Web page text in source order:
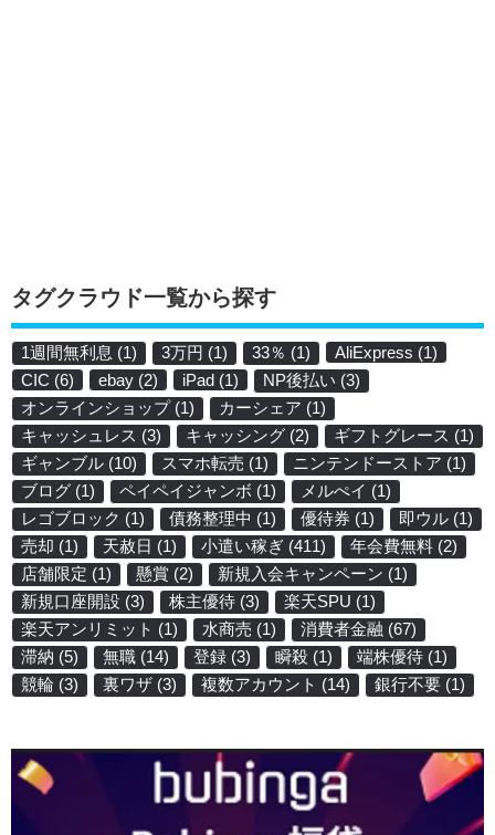
タグクラウド一覧から探す
1週間無利息 (1) 3万円 (1) 33％ (1) AliExpress (1)
CIC (6) ebay (2) iPad (1) NP後払い (3)
オンラインショップ(1) カーシェア (1)
キャッシュレス (3) キャッシング (2) ギフトグレース (1)
ギャンブル (10) スマホ転売 (1) ニンテンドーストア (1)
ブログ (1) ペイペイジャンボ (1) メルぺイ (1)
レゴブロック (1) 債務整理中 (1) 優待券 (1) 即ウル (1)
売却 (1) 天赦日 (1) 小遣い稼ぎ (411) 年会費無料 (2)
店舗限定 (1) 懸賞 (2) 新規入会キャンペーン (1)
新規口座開設 (3) 株主優待 (3) 楽天SPU (1)
楽天アンリミット (1) 水商売 (1) 消費者金融 (67)
滞納 (5) 無職 (14) 登録 (3) 瞬殺 (1) 端株優待 (1)
競輪 (3) 裏ワザ (3) 複数アカウント (14) 銀行不要 (1)